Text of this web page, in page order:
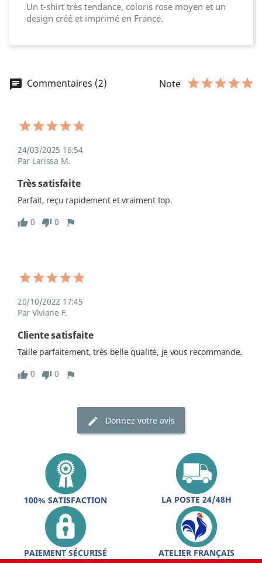
Un t-shirt très tendance, coloris rose moyen et un
design créé et imprimé en France.
Commentaires (2) Note
24/03/2025 16:54
Par Larissa M.
Très satisfaite
Parfait, reçu rapidement et vraiment top.
0
0
20/10/2022 17:45
Par Viviane F.
Cliente satisfaite
Taille parfaitement, très belle qualité, je vous recommande.
0
0
Donnez votre avis
100% SATISFACTION LA POSTE 24/48H
PAIEMENT SÉCURISÉ ATELIER FRANÇAIS